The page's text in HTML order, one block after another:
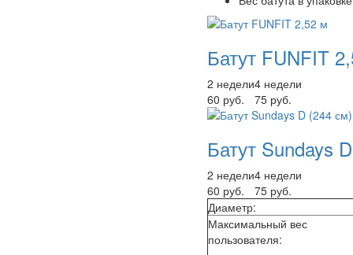
Батут FUNFIT
2 недели4 недели
60 руб.
75 руб.
Батут Sundays
2 недели4 недели
60 руб.
75 руб.
Диаметр:
Максимальный вес
пользователя: